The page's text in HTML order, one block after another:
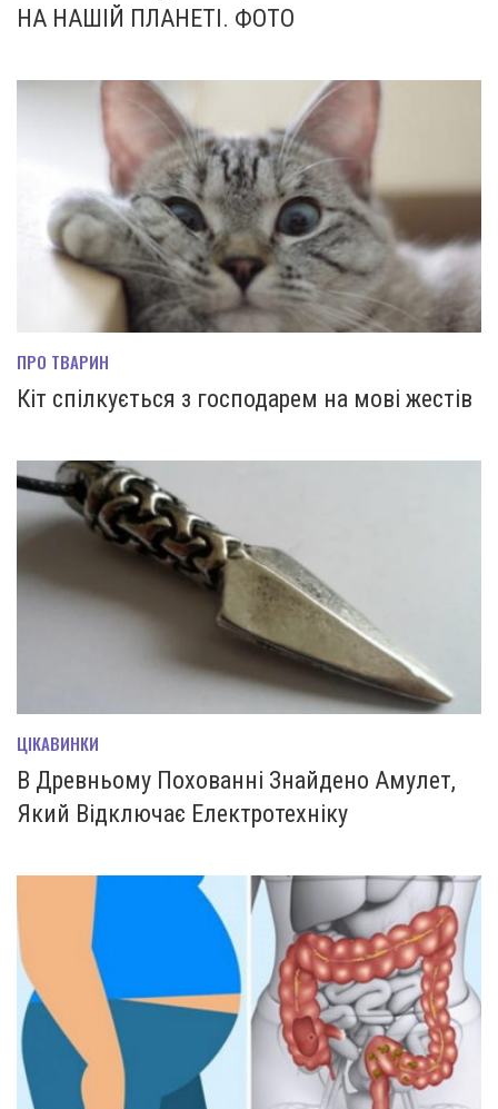
НА НАШІЙ ПЛАНЕТІ. ФОТО
ПРО ТВАРИН
Кіт спілкується з господарем на мові жестів
ЦІКАВИНКИ
В Древньому Похованні Знайдено Амулет,
Який Відключає Електротехніку